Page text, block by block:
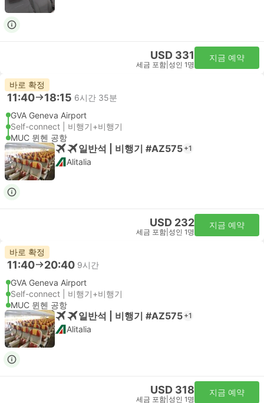
USD 331
세금 포함 성인 1명
지금 예약
바로 확정
11:40 18:15 6시간 35분
GVA Geneva Airport
Self-connect | 비행기+비행기
MUC 뮌헨 공항
일반석 | 비행기 #AZ575 +1
Alitalia
USD 232
세금 포함 성인 1명
지금 예약
바로 확정
11:40 20:40 9시간
GVA Geneva Airport
Self-connect | 비행기+비행기
MUC 뮌헨 공항
일반석 | 비행기 #AZ575 +1
Alitalia
USD 318
세금 포함 성인 1명
지금 예약